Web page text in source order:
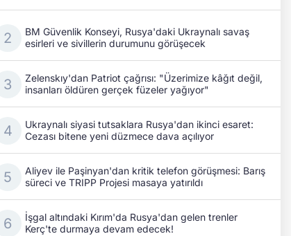
BM Güvenlik Konseyi, Rusya'daki Ukraynalı savaş
esirleri ve sivillerin durumunu görüşecek
Zelenskıy'dan Patriot çağrısı: "Üzerimize kâğıt değil,
insanları öldüren gerçek füzeler yağıyor"
Ukraynalı siyasi tutsaklara Rusya'dan ikinci esaret:
Cezası bitene yeni düzmece dava açılıyor
Aliyev ile Paşinyan'dan kritik telefon görüşmesi: Barış
süreci ve TRIPP Projesi masaya yatırıldı
İşgal altındaki Kırım'da Rusya'dan gelen trenler
Kerç'te durmaya devam edecek!